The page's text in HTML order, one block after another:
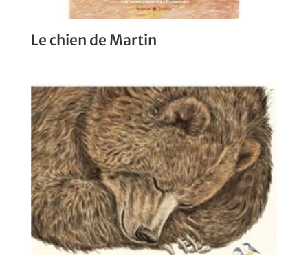
Le chien de Martin